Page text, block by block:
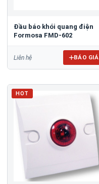
Đầu báo khói quang điện
Formosa FMD-602
Liên hệ BÁO GIÁ
HOT